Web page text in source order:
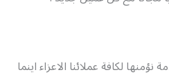
لكافة عملائنا الاعزاء اينما